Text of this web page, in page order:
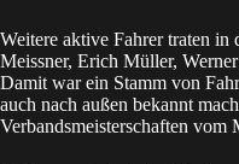
Weitere aktive Fahrer traten
Meissner, Erich Müller,
Damit war ein Stamm von
auch nach außen bekannt
Verbandsmeisterschaften vom